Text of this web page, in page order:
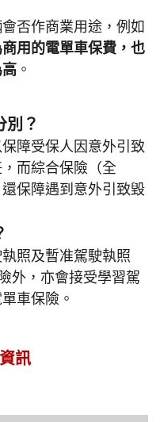
否作商業用途，例如
用的電單車保費，也
。
別？
障受保人因意外引致
而綜合保險（全
保障遇到意外引致毀
照及暫准駕駛執照
外，亦會接受學習駕
車保險。
訊